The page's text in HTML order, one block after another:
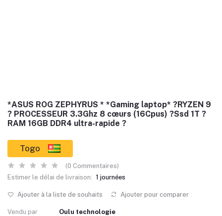
*ASUS ROG ZEPHYRUS * *Gaming laptop* ?RYZEN 9
? PROCESSEUR 3.3Ghz 8 cœurs (16Cpus) ?Ssd 1T ?
RAM 16GB DDR4 ultra-rapide ?
Togo
(0 Commentaires)
Estimer le délai de livraison: 1 journées
Ajouter à la liste de souhaits Ajouter pour comparer
Vendu par
Oulu technologie